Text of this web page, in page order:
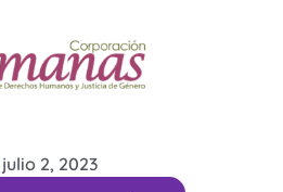
julio 2, 2023